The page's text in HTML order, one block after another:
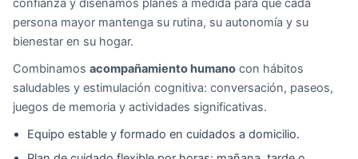
confianza y diseñamos planes a medida para que cada
persona mayor mantenga su rutina, su autonomía y su
bienestar en su hogar.
Combinamos acompañamiento humano con hábitos
saludables y estimulación cognitiva: conversación, paseos,
juegos de memoria y actividades significativas.
Equipo estable y formado en cuidados a domicilio.